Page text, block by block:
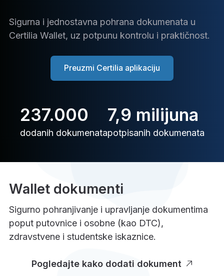
Sigurna i jednostavna pohrana dokumenata u
Certilia Wallet, uz potpunu kontrolu i praktičnost.
Preuzmi Certilia aplikaciju
237.000
dodanih dokumenata
7,9 milijuna
potpisanih dokumenata
Wallet dokumenti
Sigurno pohranjivanje i upravljanje dokumentima
poput putovnice i osobne (kao DTC),
zdravstvene i studentske iskaznice.
Pogledajte kako dodati dokument